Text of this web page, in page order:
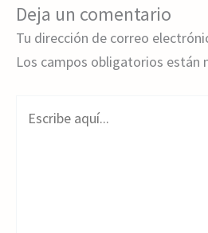
Deja un comentario
Tu dirección de correo
Los campos obligatorios están